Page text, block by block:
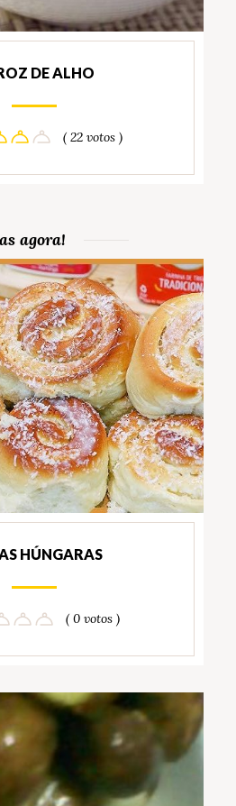
DE ALHO
( 22 votos )
agora!
HÚNGARAS
( 0 votos )